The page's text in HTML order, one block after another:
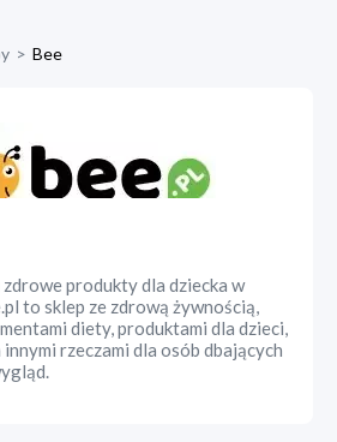
> Bee
produkty dla dziecka w
to sklep ze zdrową żywnością,
diety, produktami dla dzieci,
rzeczami dla osób dbających